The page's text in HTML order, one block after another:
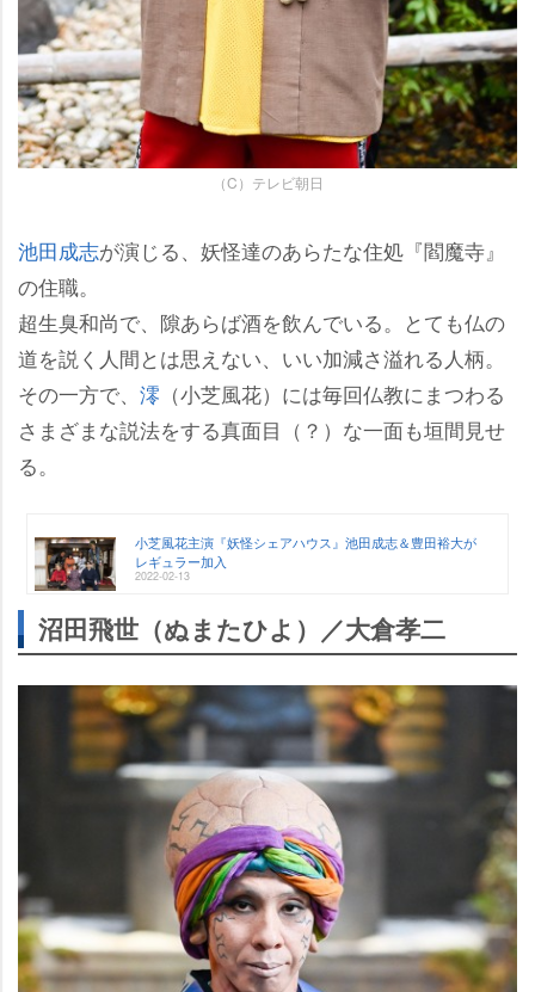
（C）テレビ朝日
池田成志が演じる、妖怪達のあらたな住処『閻魔寺』
の住職。
超生臭和尚で、隙あらば酒を飲んでいる。とても仏の
道を説く人間とは思えない、いい加減さ溢れる人柄。
その一方で、 澪 （小芝風花）には毎回仏教にまつわる
さまざまな説法をする真面目（？）な一面も垣間見せ
る。
小芝風花主演『妖怪シェアハウス』池田成志＆豊田裕大が
レギュラー加入
2022-02-13
沼田飛世（ぬまたひよ）／大倉孝二